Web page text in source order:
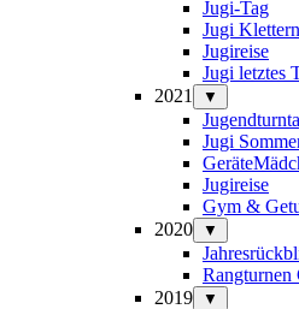
Jugi-Tag
Jugi Klettern
Jugireise
Jugi letztes
2021
▼
Jugi
Jugireise
Gym &
2020
▼
Rangturnen
2019
▼